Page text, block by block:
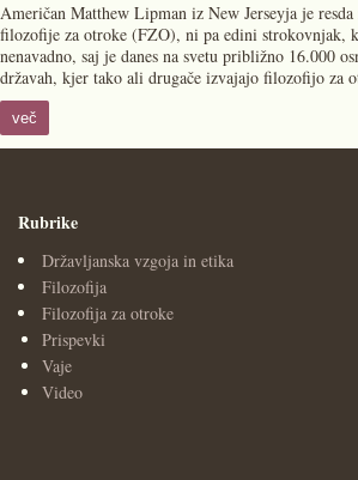
Američan Matthew Lipman iz New Jerseyja je
filozofije za otroke (FZO), ni pa edini strokovnjak,
nenavadno, saj je danes na svetu približno 16.000
državah, kjer tako ali drugače izvajajo filozofijo za
več
Rubrike
Državljanska vzgoja in etika
Filozofija
Filozofija za otroke
Prispevki
Vaje
Video